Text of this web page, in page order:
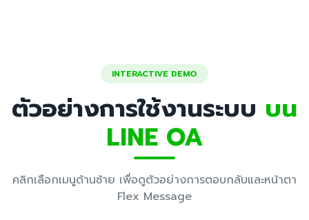
INTERACTIVE DEMO
ตัวอย่างการใช้งานระบบ บน
LINE OA
คลิกเลือกเมนูด้านซ้าย เพื่อดูตัวอย่างการตอบกลับและหน้าตา
Flex Message